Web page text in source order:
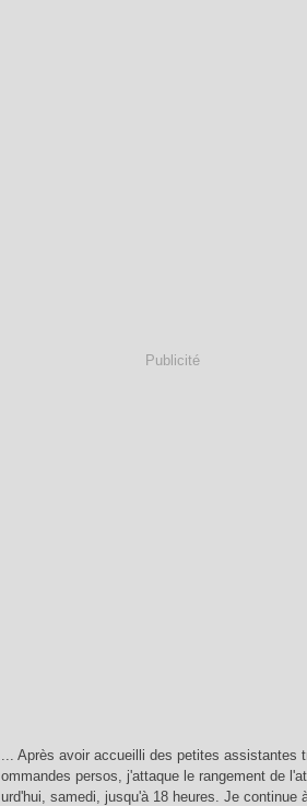
Publicité
... Après avoir accueilli des petites assistantes
ommandes persos, j'attaque le rangement de
urd'hui, samedi, jusqu'à 18 heures. Je continue